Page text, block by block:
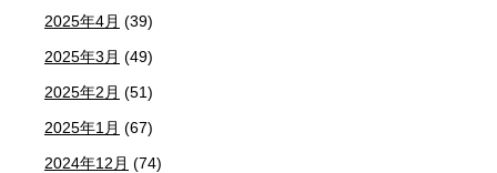
2025年4月 (39)
2025年3月 (49)
2025年2月 (51)
2025年1月 (67)
2024年12月 (74)